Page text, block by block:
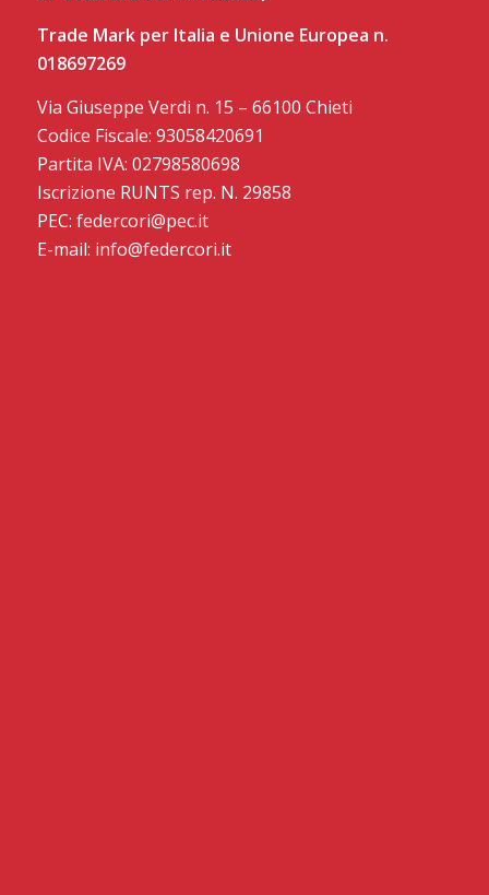
Trade Mark per Italia e Unione Europea n.
018697269
Via Giuseppe Verdi n. 15 – 66100 Chieti
Codice Fiscale: 93058420691
Partita IVA: 02798580698
Iscrizione RUNTS rep. N. 29858
PEC: federcori@pec.it
E-mail: info@federcori.it